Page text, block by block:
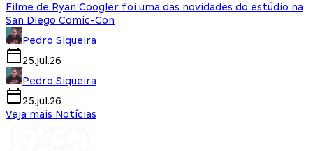
Filme de Ryan Coogler foi uma das novidades do estúdio na
San Diego Comic-Con
Pedro Siqueira
25.jul.26
Pedro Siqueira
25.jul.26
Veja mais Notícias